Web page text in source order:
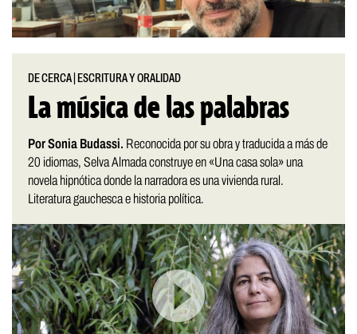
DE CERCA ESCRITURA Y ORALIDAD
La música de las palabras
Por Sonia Budassi. Reconocida por su obra y traducida a más de
20 idiomas, Selva Almada construye en «Una casa sola» una
novela hipnótica donde la narradora es una vivienda rural.
Literatura gauchesca e historia política.